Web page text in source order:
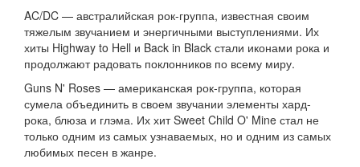
AC/DC — австралийская рок-группа, известная своим
тяжелым звучанием и энергичными выступлениями. Их
хиты Highway to Hell и Back in Black стали иконами рока и
продолжают радовать поклонников по всему миру.
Guns N' Roses — американская рок-группа, которая
сумела объединить в своем звучании элементы хард-
рока, блюза и глэма. Их хит Sweet Child O' Mine стал не
только одним из самых узнаваемых, но и одним из самых
любимых песен в жанре.